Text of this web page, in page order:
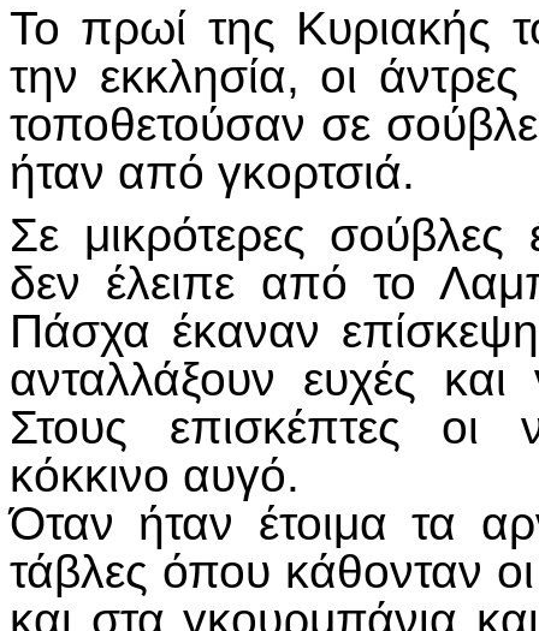
Το πρωί της Κυριακής
την εκκλησία, οι άντρες
τοποθετούσαν σε
ήταν από γκορτσιά.
Σε μικρότερες
δεν έλειπε από το
Πάσχα έκαναν
ανταλλάξουν ευχές
Στους επισκέπτες οι
κόκκινο αυγό.
Όταν ήταν έτοιμα τα
τάβλες όπου κάθονταν
και στα γκουρμπάνια